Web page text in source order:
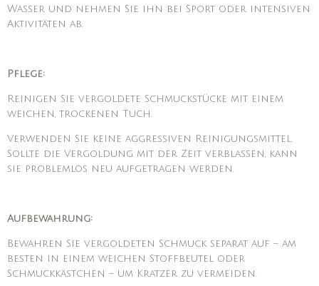
Wasser und nehmen Sie ihn bei Sport oder intensiven
Aktivitäten ab.
Pflege:
Reinigen Sie vergoldete Schmuckstücke mit einem
weichen, trockenen Tuch.
Verwenden Sie keine aggressiven Reinigungsmittel.
Sollte die Vergoldung mit der Zeit verblassen, kann
sie problemlos neu aufgetragen werden.
Aufbewahrung:
Bewahren Sie vergoldeten Schmuck separat auf – am
besten in einem weichen Stoffbeutel oder
Schmuckkästchen – um Kratzer zu vermeiden.